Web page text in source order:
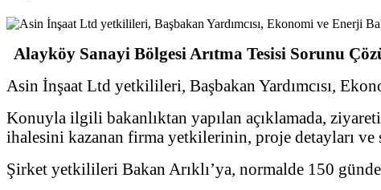
Alayköy Sanayi Bölgesi Arıtma Tesisi Sorunu
Asin İnşaat Ltd yetkilileri, Başbakan Yardımcısı,
Konuyla ilgili bakanlıktan yapılan açıklamada,
ihalesini kazanan firma yetkilerinin, proje detayları
Şirket yetkilileri Bakan Arıklı’ya, normalde 150